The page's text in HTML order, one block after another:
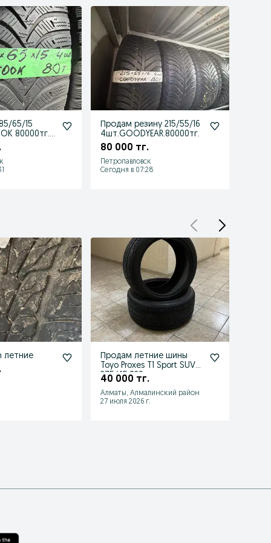
65/15
80000тг.
Продам резину 215/55/16
4шт.GOODYEAR.80000тг.
80 000 тг.
Петропавловск
Сегодня в 07:28
летние
Продам летние шины
Toyo Proxes T1 Sport SUV
275/45 R20
40 000 тг.
Алматы, Алмалинский район
27 июля 2026 г.